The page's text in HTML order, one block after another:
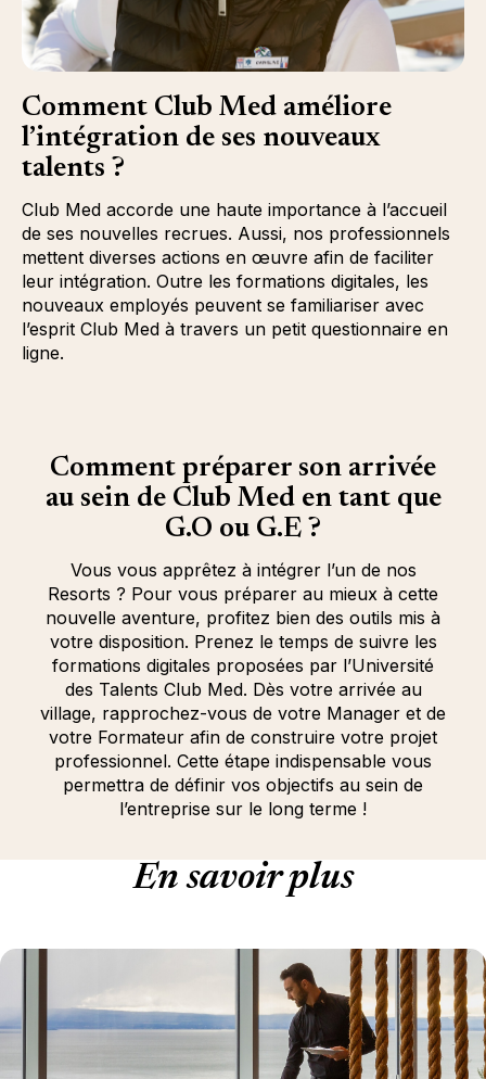
Comment Club Med améliore
l’intégration de ses nouveaux
talents ?
Club Med accorde une haute importance à l’accueil
de ses nouvelles recrues. Aussi, nos professionnels
mettent diverses actions en œuvre afin de faciliter
leur intégration. Outre les formations digitales, les
nouveaux employés peuvent se familiariser avec
l’esprit Club Med à travers un petit questionnaire en
ligne.
Comment préparer son arrivée
au sein de Club Med en tant que
G.O ou G.E ?
Vous vous apprêtez à intégrer l’un de nos
Resorts ? Pour vous préparer au mieux à cette
nouvelle aventure, profitez bien des outils mis à
votre disposition. Prenez le temps de suivre les
formations digitales proposées par l’Université
des Talents Club Med. Dès votre arrivée au
village, rapprochez-vous de votre Manager et de
votre Formateur afin de construire votre projet
professionnel. Cette étape indispensable vous
permettra de définir vos objectifs au sein de
l’entreprise sur le long terme !
En savoir plus